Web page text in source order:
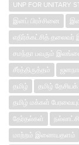
UNP FOR UNITARY
இனப் பிரச்சினை
எதிர்க்கட்சித் தலைவர்
சமந்தா பவரும்
சீர்த்திருத்தம்
தமிழ்
தமிழ் தேசியக்
தமிழ் மக்கள்
தேர்தல்கள்
நல்லாட்சி
மாற்றம் இணையதளம்